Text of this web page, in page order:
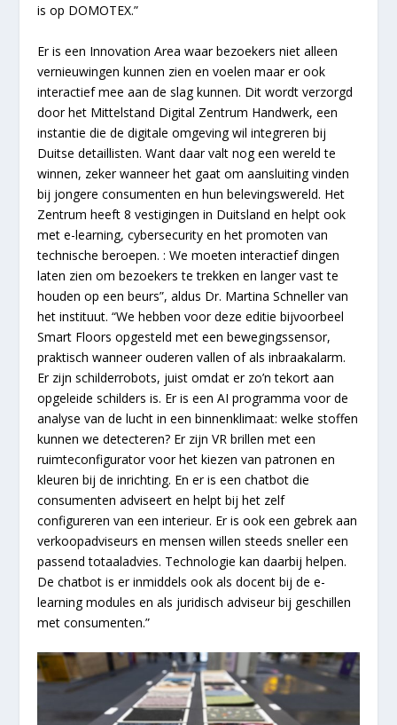
is op DOMOTEX.”
Er is een Innovation Area waar bezoekers niet alleen
vernieuwingen kunnen zien en voelen maar er ook
interactief mee aan de slag kunnen. Dit wordt verzorgd
door het Mittelstand Digital Zentrum Handwerk, een
instantie die de digitale omgeving wil integreren bij
Duitse detaillisten. Want daar valt nog een wereld te
winnen, zeker wanneer het gaat om aansluiting vinden
bij jongere consumenten en hun belevingswereld. Het
Zentrum heeft 8 vestigingen in Duitsland en helpt ook
met e-learning, cybersecurity en het promoten van
technische beroepen. : We moeten interactief dingen
laten zien om bezoekers te trekken en langer vast te
houden op een beurs”, aldus Dr. Martina Schneller van
het instituut. “We hebben voor deze editie bijvoorbeel
Smart Floors opgesteld met een bewegingssensor,
praktisch wanneer ouderen vallen of als inbraakalarm.
Er zijn schilderrobots, juist omdat er zo’n tekort aan
opgeleide schilders is. Er is een AI programma voor de
analyse van de lucht in een binnenklimaat: welke stoffen
kunnen we detecteren? Er zijn VR brillen met een
ruimteconfigurator voor het kiezen van patronen en
kleuren bij de inrichting. En er is een chatbot die
consumenten adviseert en helpt bij het zelf
configureren van een interieur. Er is ook een gebrek aan
verkoopadviseurs en mensen willen steeds sneller een
passend totaaladvies. Technologie kan daarbij helpen.
De chatbot is er inmiddels ook als docent bij de e-
learning modules en als juridisch adviseur bij geschillen
met consumenten.”